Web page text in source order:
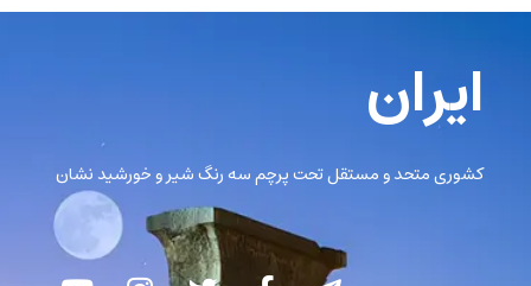
ایران
کشوری متحد و مستقل تحت پرچم سه رنگ شیر و خورشید نشان